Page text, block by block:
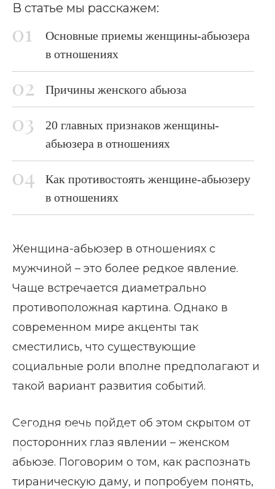
Главная страница
Блог
Женщина-абьюзер в отношениях
В статье мы расскажем:
Основные приемы женщины-абьюзера
в отношениях
Причины женского абьюза
20 главных признаков женщины-
абьюзера в отношениях
Как противостоять женщине-абьюзеру
в отношениях
Женщина-абьюзер в отношениях с
мужчиной – это более редкое явление.
Чаще встречается диаметрально
противоположная картина. Однако в
современном мире акценты так
сместились, что существующие
социальные роли вполне предполагают и
такой вариант развития событий.
Сегодня речь пойдет об этом скрытом от
посторонних глаз явлении – женском
абьюзе. Поговорим о том, как распознать
тираническую даму, и попробуем понять,